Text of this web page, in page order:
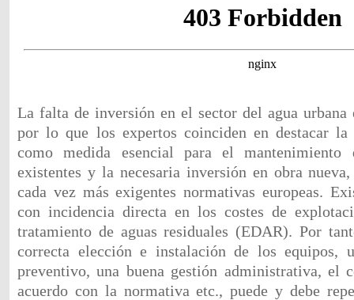
La falta de inversión en el sector del agua urbana
por lo que los expertos coinciden en destacar la
como medida esencial para el mantenimiento
existentes y la necesaria inversión en obra
cada vez más exigentes normativas europeas.
con incidencia directa en los costes de
tratamiento de aguas residuales (EDAR). Por
correcta elección e instalación de los equipos,
preventivo, una buena gestión administrativa, el
acuerdo con la normativa etc., puede y debe